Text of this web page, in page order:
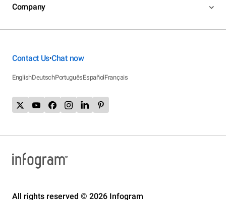
Company
Contact Us•Chat now
EnglishDeutschPortuguêsEspañolFrançais
All rights reserved © 2026 Infogram